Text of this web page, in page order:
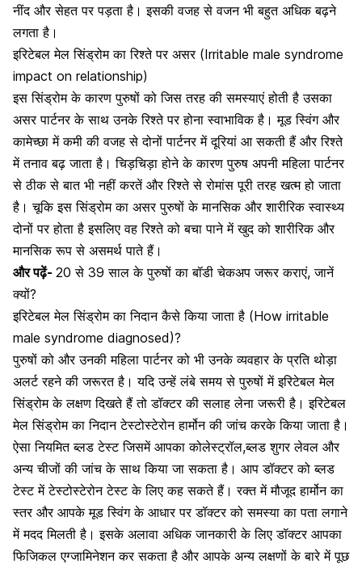
नींद और सेहत पर पड़ता है। इसकी वजह से वजन भी बहुत अधिक बढ़ने
लगता है।
इरिटेबल मेल सिंड्रोम का रिश्ते पर असर (Irritable male syndrome
impact on relationship)
इस सिंड्रोम के कारण पुरुषों को जिस तरह की समस्याएं होती है उसका
असर पार्टनर के साथ उनके रिश्ते पर होना स्वाभाविक है। मूड स्विंग और
कामेच्छा में कमी की वजह से दोनों पार्टनर में दूरियां आ सकती हैं और रिश्ते
में तनाव बढ़ जाता है। चिड़चिड़ा होने के कारण पुरुष अपनी महिला पार्टनर
से ठीक से बात भी नहीं करतें और रिश्ते से रोमांस पूरी तरह खत्म हो जाता
है। चूकि इस सिंड्रोम का असर पुरुषों के मानसिक और शारीरिक स्वास्थ्य
दोनों पर होता है इसलिए वह रिश्ते को बचा पाने में खुद को शारीरिक और
मानसिक रूप से असमर्थ पाते हैं।
और पढ़ें- 20 से 39 साल के पुरुषों का बॉडी चेकअप जरूर कराएं, जानें
क्यों?
इरिटेबल मेल सिंड्रोम का निदान कैसे किया जाता है (How irritable
male syndrome diagnosed)?
पुरुषों को और उनकी महिला पार्टनर को भी उनके व्यवहार के प्रति थोड़ा
अलर्ट रहने की जरूरत है। यदि उन्हें लंबे समय से पुरुषों में इरिटेबल मेल
सिंड्रोम के लक्षण दिखते हैं तो डॉक्टर की सलाह लेना जरूरी है। इरिटेबल
मेल सिंड्रोम का निदान टेस्टोस्टेरोन हार्मोन की जांच करके किया जाता है।
ऐसा नियमित ब्लड टेस्ट जिसमें आपका कोलेस्ट्रॉल,ब्लड शुगर लेवल और
अन्य चीजों की जांच के साथ किया जा सकता है। आप डॉक्टर को ब्लड
टेस्ट में टेस्टोस्टेरोन टेस्ट के लिए कह सकते हैं। रक्त में मौजूद हार्मोन का
स्तर और आपके मूड स्विंग के आधार पर डॉक्टर को समस्या का पता लगाने
में मदद मिलती है। इसके अलावा अधिक जानकारी के लिए डॉक्टर आपका
फिजिकल एग्जामिनेशन कर सकता है और आपके अन्य लक्षणों के बारे में पूछ